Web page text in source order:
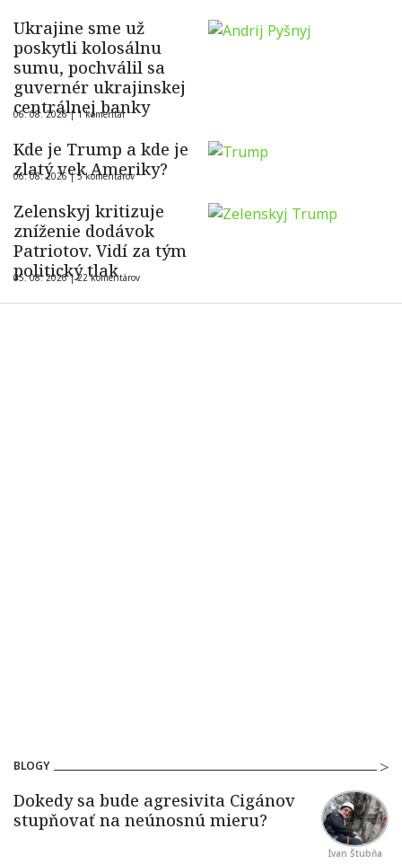
Ukrajine sme už
poskytli kolosálnu
sumu, pochválil sa
guvernér ukrajinskej
centrálnej banky
06. 08. 2026 |1 komentár
Kde je Trump a kde je
zlatý vek Ameriky?
06. 08. 2026 |5 komentárov
Zelenskyj kritizuje
zníženie dodávok
Patriotov. Vidí za tým
politický tlak
05. 08. 2026 |22 komentárov
BLOGY
Ivan Štubňa